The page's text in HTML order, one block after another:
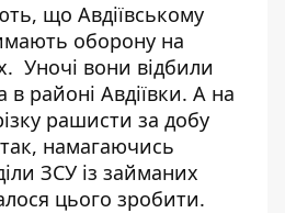
що Авдіївському
оборону на
Уночі вони відбили
районі Авдіївки. А на
рашисти за добу
намагаючись
ЗСУ із займаних
цього зробити.